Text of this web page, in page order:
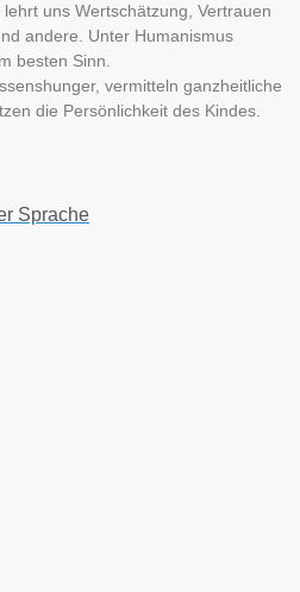
uns Wertschätzung, Vertrauen
andere. Unter Humanismus
besten Sinn.
vermitteln ganzheitliche
die Persönlichkeit des Kindes.
Sprache